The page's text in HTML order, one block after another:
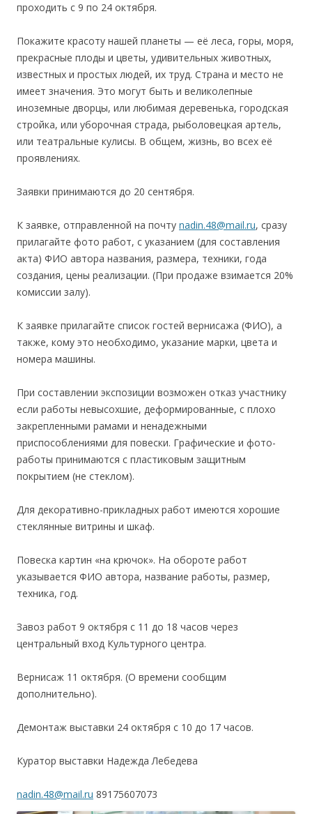
проходить с 9 по 24 октября.
Покажите красоту нашей планеты — её леса, горы, моря,
прекрасные плоды и цветы, удивительных животных,
известных и простых людей, их труд. Страна и место не
имеет значения. Это могут быть и великолепные
иноземные дворцы, или любимая деревенька, городская
стройка, или уборочная страда, рыболовецкая артель,
или театральные кулисы. В общем, жизнь, во всех её
проявлениях.
Заявки принимаются до 20 сентября.
К заявке, отправленной на почту nadin.48@mail.ru, сразу
прилагайте фото работ, с указанием (для составления
акта) ФИО автора названия, размера, техники, года
создания, цены реализации. (При продаже взимается 20%
комиссии залу).
К заявке прилагайте список гостей вернисажа (ФИО), а
также, кому это необходимо, указание марки, цвета и
номера машины.
При составлении экспозиции возможен отказ участнику
если работы невысохшие, деформированные, с плохо
закрепленными рамами и ненадежными
приспособлениями для повески. Графические и фото-
работы принимаются с пластиковым защитным
покрытием (не стеклом).
Для декоративно-прикладных работ имеются хорошие
стеклянные витрины и шкаф.
Повеска картин «на крючок». На обороте работ
указывается ФИО автора, название работы, размер,
техника, год.
Завоз работ 9 октября с 11 до 18 часов через
центральный вход Культурного центра.
Вернисаж 11 октября. (О времени сообщим
дополнительно).
Демонтаж выставки 24 октября с 10 до 17 часов.
Куратор выставки Надежда Лебедева
nadin.48@mail.ru 89175607073